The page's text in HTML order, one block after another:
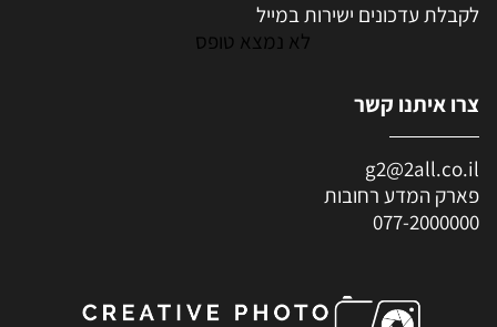
לקבלת עדכונים ישירות במייל
לא נמצא טופס
צרו איתנו קשר
g2@2all.co.il
פארק המדע רחובות
077-2000000